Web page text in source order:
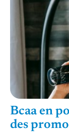
Bcaa en
des